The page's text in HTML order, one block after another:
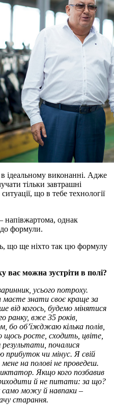
ідеальному виконанні. Адже
тільки завтрашні
що в тебе технології
напівжартома, однак
до формули.
що ще ніхто так цю формулу
можна зустріти в полі?
усього потроху.
знати своє краще за
від когось, будемо мінятися
ранку, вже 35 років,
бо об’їжджаю кілька полів,
росте, сходить, цвіте,
результати, почалися
чи мінус. Я свій
мене на полові не проведеш.
Якщо кого позбавив
й не питати: за що?
само можу й навпаки –
старання.